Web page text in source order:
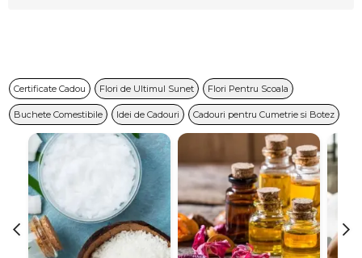
Certificate Cadou Flori de Ultimul Sunet Flori Pentru Scoala
Buchete Comestibile Idei de Cadouri Cadouri pentru Cumetrie si Botez